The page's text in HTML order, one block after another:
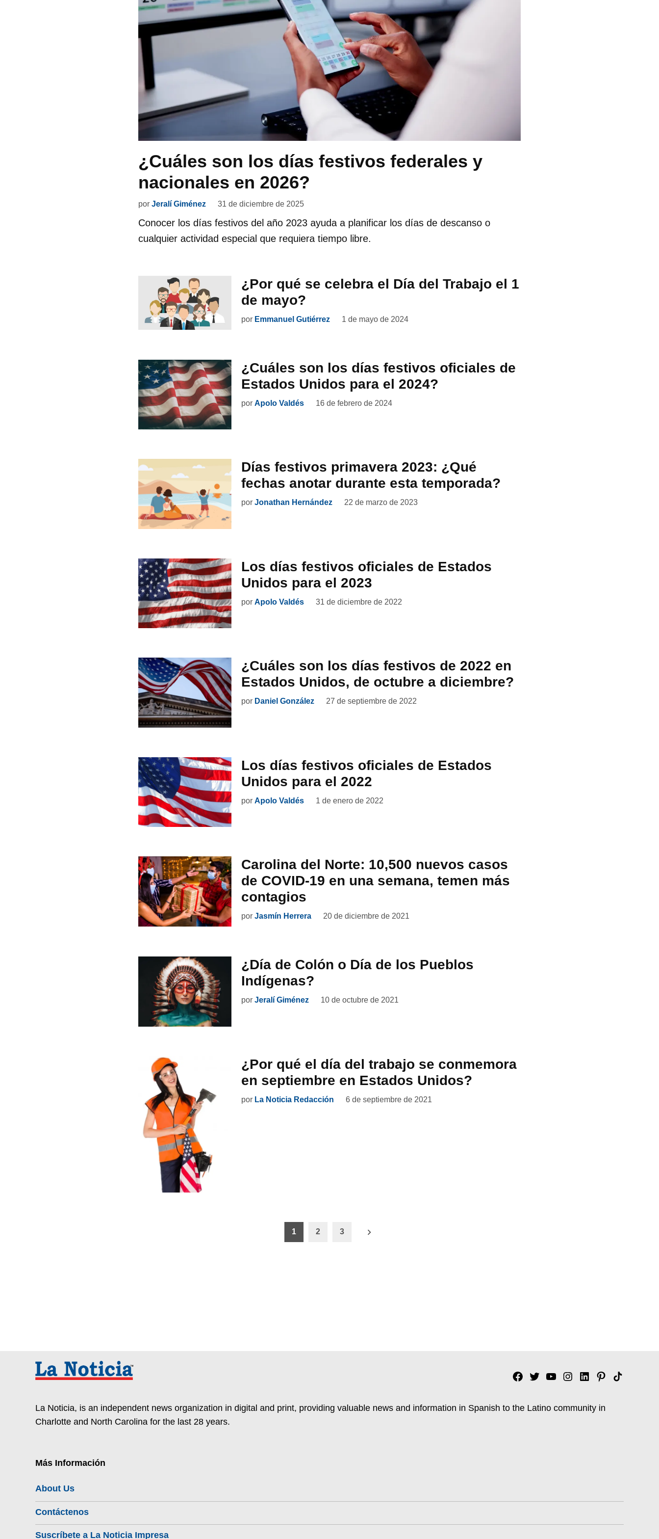
¿Cuáles son los días festivos federales y
nacionales en 2026?
por Jeralí Giménez 31 de diciembre de 2025
Conocer los días festivos del año 2023 ayuda a planificar los días de descanso o
cualquier actividad especial que requiera tiempo libre.
¿Por qué se celebra el Día del Trabajo el 1
de mayo?
por Emmanuel Gutiérrez 1 de mayo de 2024
¿Cuáles son los días festivos oficiales de
Estados Unidos para el 2024?
por Apolo Valdés 16 de febrero de 2024
Días festivos primavera 2023: ¿Qué
fechas anotar durante esta temporada?
por Jonathan Hernández 22 de marzo de 2023
Los días festivos oficiales de Estados
Unidos para el 2023
por Apolo Valdés 31 de diciembre de 2022
¿Cuáles son los días festivos de 2022 en
Estados Unidos, de octubre a diciembre?
por Daniel González 27 de septiembre de 2022
Los días festivos oficiales de Estados
Unidos para el 2022
por Apolo Valdés 1 de enero de 2022
Carolina del Norte: 10,500 nuevos casos
de COVID-19 en una semana, temen más
contagios
por Jasmín Herrera 20 de diciembre de 2021
¿Día de Colón o Día de los Pueblos
Indígenas?
por Jeralí Giménez 10 de octubre de 2021
¿Por qué el día del trabajo se conmemora
en septiembre en Estados Unidos?
por La Noticia Redacción 6 de septiembre de 2021
1 2 3
Facebook
TwitterYouTubeInstagram
Linkedin
Pinterest
Tik
La Noticia, is an independent news organization in digital and print, providing valuable news and information in Spanish to the Latino community in
Charlotte and North Carolina for the last 28 years.
Más Información
About Us
Contáctenos
Suscríbete a La Noticia Impresa